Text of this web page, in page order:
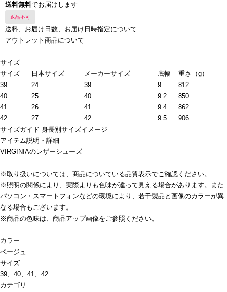
送料無料でお届けします
返品不可
送料、お届け日数、お届け日時指定について
アウトレット商品について
サイズ
サイズ
日本サイズ メーカーサイズ 底幅
重さ（g）
39
24 39 9
812
40
25 40 9.2
850
41
26 41 9.4
862
42
27 42 9.5
906
サイズガイド 身長別サイズイメージ
アイテム説明・詳細
VIRGINIAのレザーシューズ
※取り扱いについては、商品についている品質表示でご確認ください。
※照明の関係により、実際よりも色味が違って見える場合があります。また
パソコン・スマートフォンなどの環境により、若干製品と画像のカラーが異
なる場合もございます。
※商品の色味は、商品アップ画像をご参照ください。
カラー
ベージュ
サイズ
39、40、41、42
カテゴリ